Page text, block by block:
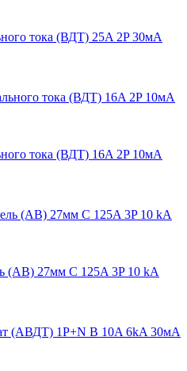
тока (ВДТ) 25A 2P 30мА
тока (ВДТ) 16A 2P 10мА
(АВ) 27мм C 125A 3P 10 kA